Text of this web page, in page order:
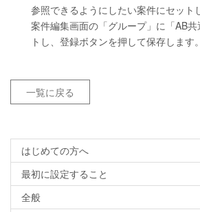
参照できるようにしたい案件にセット
案件編集画面の「グループ」に「AB
トし、登録ボタンを押して保存します。
一覧に戻る
はじめての方へ
最初に設定すること
全般